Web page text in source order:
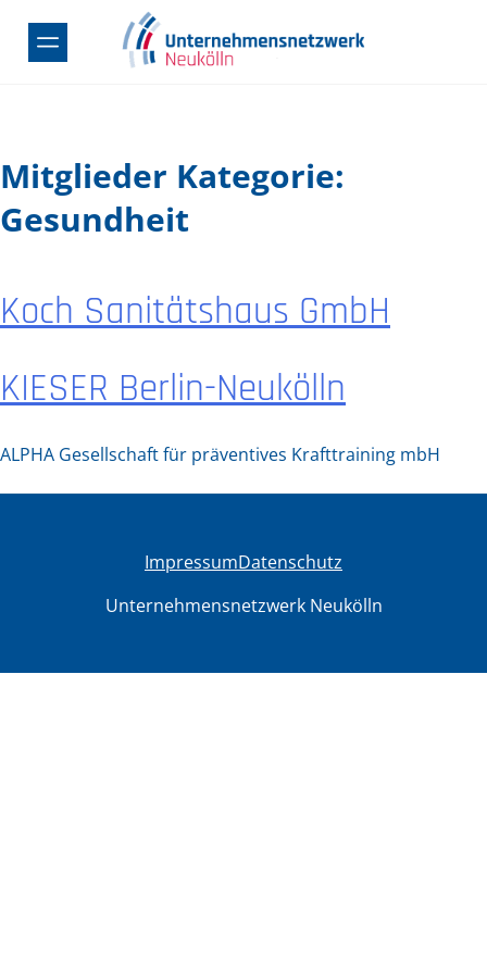
Skip
Mitglieder Kategorie:
Gesundheit
Koch Sanitätshaus GmbH
KIESER Berlin-Neukölln
ALPHA Gesellschaft für präventives Krafttraining mbH
ImpressumDatenschutz
Unternehmensnetzwerk Neukölln